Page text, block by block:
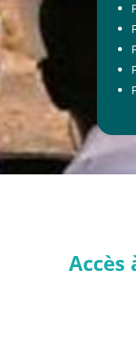
Accès